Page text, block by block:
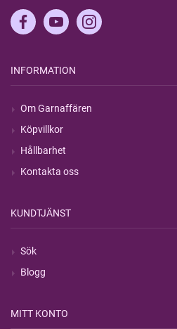
INFORMATION
Om Garnaffären
Köpvillkor
Hållbarhet
Kontakta oss
KUNDTJÄNST
Sök
Blogg
MITT KONTO